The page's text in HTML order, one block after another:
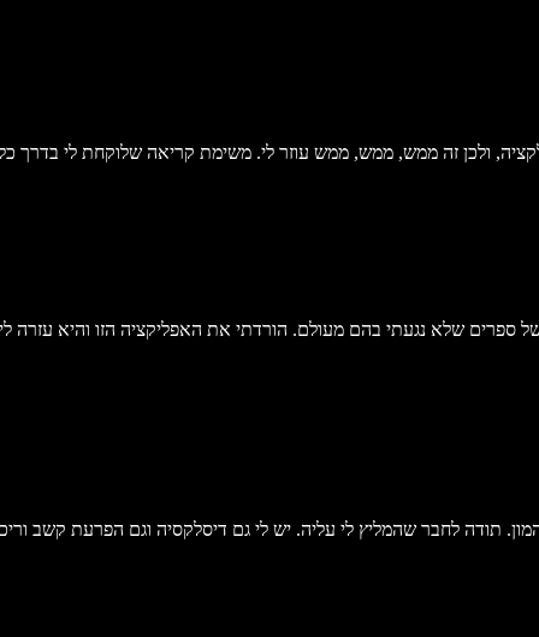
ספרים שלא נגעתי בהם מעולם. הורדתי את האפליקציה הזו והיא עזרה
תודה לחבר שהמליץ לי עליה. יש לי גם דיסלקסיה וגם הפרעת קשב